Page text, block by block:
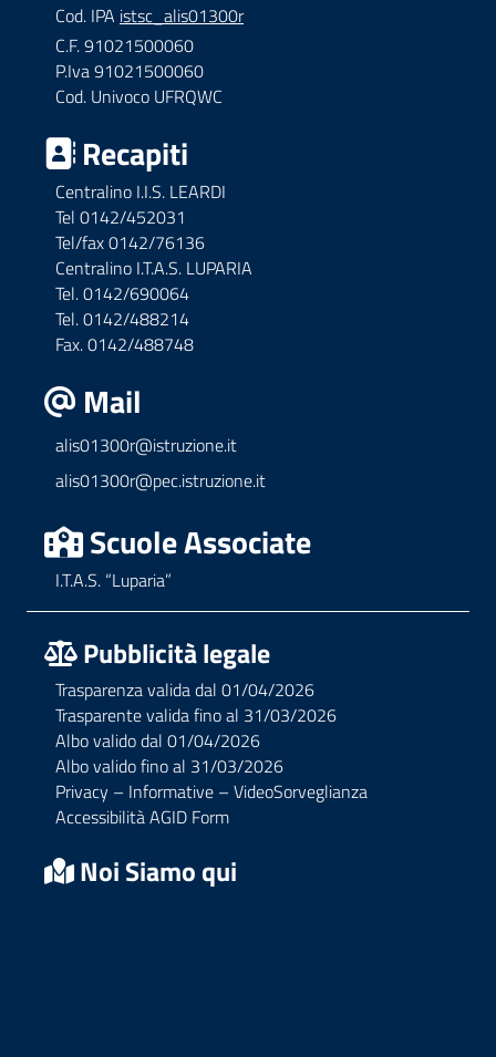
Cod. IPA istsc_alis01300r
C.F. 91021500060
P.Iva 91021500060
Cod. Univoco UFRQWC
Recapiti
Centralino I.I.S. LEARDI
Tel 0142/452031
Tel/fax 0142/76136
Centralino I.T.A.S. LUPARIA
Tel. 0142/690064
Tel. 0142/488214
Fax. 0142/488748
Mail
alis01300r@istruzione.it
alis01300r@pec.istruzione.it
Scuole Associate
I.T.A.S. “Luparia”
Pubblicità legale
Trasparenza valida dal 01/04/2026
Trasparente valida fino al 31/03/2026
Albo valido dal 01/04/2026
Albo valido fino al 31/03/2026
Privacy – Informative – VideoSorveglianza
Accessibilità AGID Form
Noi Siamo qui